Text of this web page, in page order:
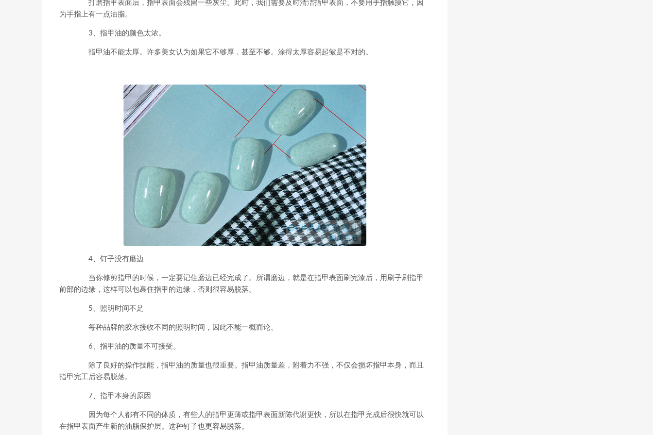
打磨指甲表面后，指甲表面会残留一些灰尘。此时，我们需要及时清洁指甲表面，不要用手指触摸它，因
为手指上有一点油脂。
3、指甲油的颜色太浓。
指甲油不能太厚。许多美女认为如果它不够厚，甚至不够。涂得太厚容易起皱是不对的。
4、钉子没有磨边
当你修剪指甲的时候，一定要记住磨边已经完成了。所谓磨边，就是在指甲表面刷完漆后，用刷子刷指甲
前部的边缘，这样可以包裹住指甲的边缘，否则很容易脱落。
5、照明时间不足
每种品牌的胶水接收不同的照明时间，因此不能一概而论。
6、指甲油的质量不可接受。
除了良好的操作技能，指甲油的质量也很重要。指甲油质量差，附着力不强，不仅会损坏指甲本身，而且
指甲完工后容易脱落。
7、指甲本身的原因
因为每个人都有不同的体质，有些人的指甲更薄或指甲表面新陈代谢更快，所以在指甲完成后很快就可以
在指甲表面产生新的油脂保护层。这种钉子也更容易脱落。